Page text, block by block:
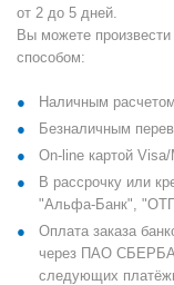
от 2 до 5 дней.
Вы можете
способом:
Наличным
Безналичным
On-line картой
В рассрочку или
"Альфа-Банк",
Оплата заказа
через ПАО
следующих